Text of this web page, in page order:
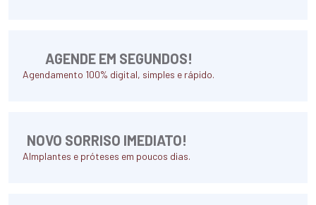
AGENDE EM SEGUNDOS!
Agendamento 100% digital, simples e rápido.
NOVO SORRISO IMEDIATO!
AImplantes e próteses em poucos dias.